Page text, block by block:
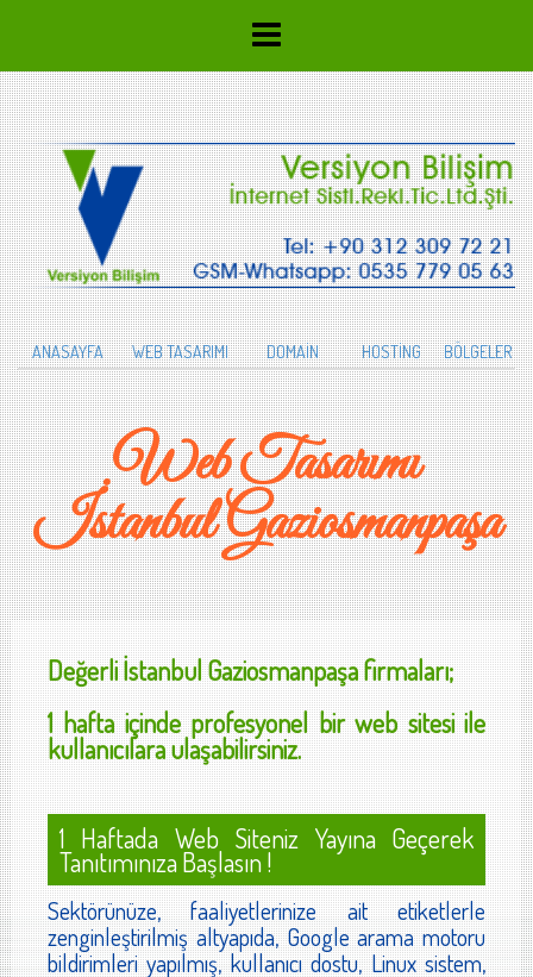
ANASAYFA WEB TASARIMI DOMAİN HOSTİNG BÖLGELER
Web Tasarımı
İstanbul Gaziosmanpaşa
Değerliİstanbul Gaziosmanpaşafirmaları;
1 hafta içinde profesyonel bir web sitesi ile
kullanıcılara ulaşabilirsiniz.
1 Haftada Web Siteniz Yayına Geçerek
Tanıtımınıza Başlasın !
Sektörünüze, faaliyetlerinize ait etiketlerle
zenginleştirilmiş altyapıda, Google arama motoru
bildirimleri yapılmış, kullanıcı dostu, Linux sistem,